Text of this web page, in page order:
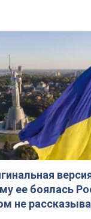
ее боялась
не